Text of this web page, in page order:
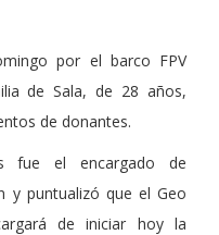
por el barco FPV
de Sala, de 28 años,
de donantes.
fue el encargado de
y puntualizó que el Geo
de iniciar hoy la